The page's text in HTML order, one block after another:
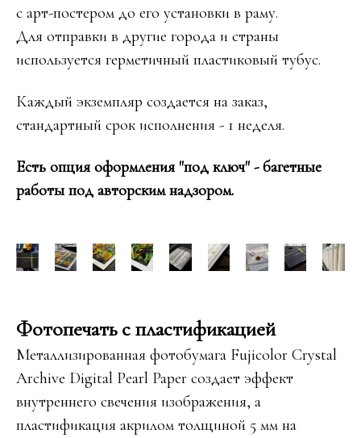
с арт-постером до его установки в раму.
Для отправки в другие города и страны
используется герметичный пластиковый тубус.
Каждый экземпляр создается на заказ,
стандартный срок исполнения - 1 неделя.
Есть опция оформления "под ключ" - багетные
работы под авторским надзором.
Фотопечать с пластификацией
Металлизированная фотобумага Fujicolor Crystal
Archive Digital Pearl Paper создает эффект
внутреннего свечения изображения, а
пластификация акрилом толщиной 5 мм на